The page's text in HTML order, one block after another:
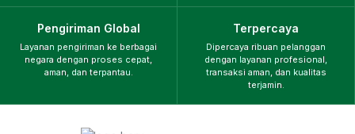
Pengiriman Global
Layanan pengiriman ke berbagai
negara dengan proses cepat,
aman, dan terpantau.
Terpercaya
Dipercaya ribuan pelanggan
dengan layanan profesional,
transaksi aman, dan kualitas
terjamin.